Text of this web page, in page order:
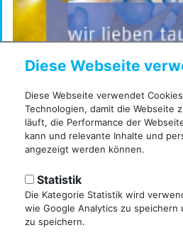
Unser
SUB AQUA Tauchreisen
Diese Webseite
Diese Webseite verwendet
Technologien, damit die Webseite
läuft, die Performance der
kann und relevante Inhalte und
angezeigt werden können.
Statistik
Die Kategorie Statistik wird
wie Google Analytics zu speichern
zu speichern.